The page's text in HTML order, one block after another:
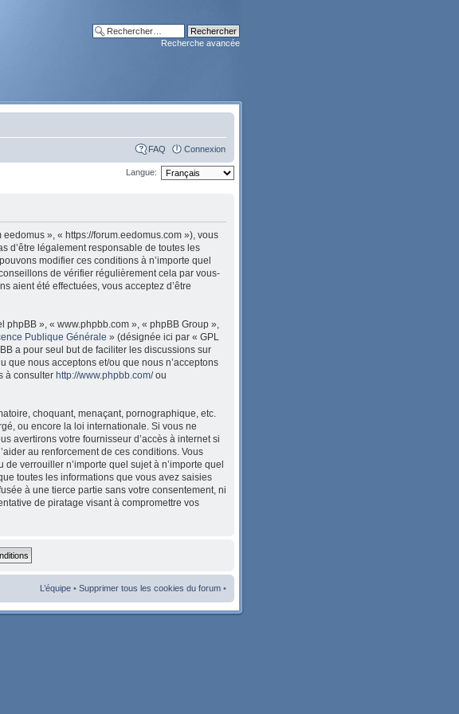
Recherche avancée
FAQ Connexion
Langue:
», « https://forum.eedomus.com »), vous
d’être légalement responsable de toutes les
modifier ces conditions à n’importe quel
de vérifier régulièrement cela par vous-
aient été effectuées, vous acceptez d’être
», « www.phpbb.com », « phpBB Group »,
Publique Générale » (désignée ici par « GPL
a pour seul but de faciliter les discussions sur
que nous acceptons et/ou que nous n’acceptons
à consulter http://www.phpbb.com/ou
choquant, menaçant, pornographique, etc.
ou encore la loi internationale. Si vous ne
avertirons votre fournisseur d’accès à internet si
au renforcement de ces conditions. Vous
verrouiller n’importe quel sujet à n’importe quel
toutes les informations que vous avez saisies
à une tierce partie sans votre consentement, ni
de piratage visant à compromettre vos
L’équipe • Supprimer tous les cookies du forum •